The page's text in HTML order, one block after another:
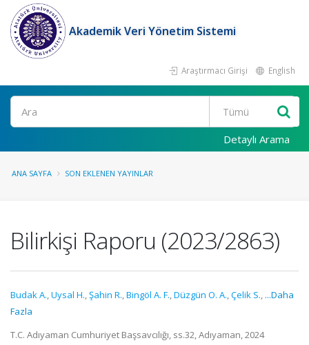
Akademik Veri Yönetim Sistemi
Araştırmacı Girişi English
Ara
Detaylı Arama
ANA SAYFA SON EKLENEN YAYINLAR
Bilirkişi Raporu (2023/2863)
Budak A.,Uysal H.,Şahin R.,Bingöl A. F.,Düzgün O. A.,Çelik S., ...Daha
Fazla
T.C. Adıyaman Cumhuriyet Başsavcılığı, ss.32, Adıyaman, 2024